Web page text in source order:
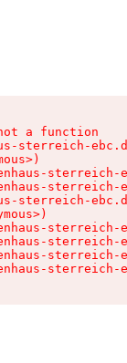
a function
sterreich-
sterreich-